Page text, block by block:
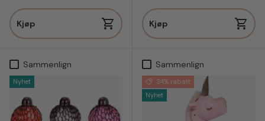
Kjøp Kjøp
Sammenlign
Nyhet
Sammenlign
34% rabatt
Nyhet